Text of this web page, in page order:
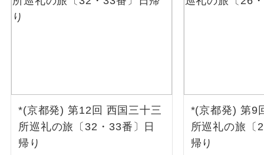
*(京都発) 第12回 西国三十三
所巡礼の旅〔32・33番〕日
帰り
*(京都発) 第9
所巡礼の旅〔
帰り